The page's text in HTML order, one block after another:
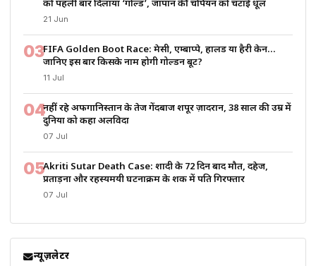
को पहली बार दिलाया ‘गोल्ड’, जापान की चैंपियन को चटाई धूल
21 Jun
03FIFA Golden Boot Race: मेसी, एम्बाप्पे, हालैंड या हैरी केन…
जानिए इस बार किसके नाम होगी गोल्डन बूट?
11 Jul
04नहीं रहे अफगानिस्तान के तेज गेंदबाज शपूर ज़ादरान, 38 साल की उम्र में
दुनिया को कहा अलविदा
07 Jul
05Akriti Sutar Death Case: शादी के 72 दिन बाद मौत, दहेज,
प्रताड़ना और रहस्यमयी घटनाक्रम के शक में पति गिरफ्तार
07 Jul
न्यूज़लेटर